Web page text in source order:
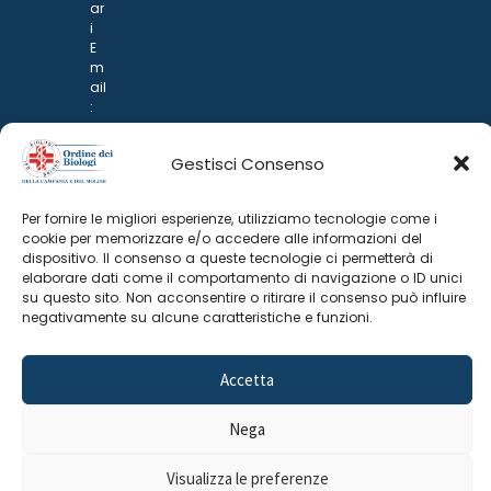
Gestisci Consenso
Per fornire le migliori esperienze, utilizziamo tecnologie come i
cookie per memorizzare e/o accedere alle informazioni del
dispositivo. Il consenso a queste tecnologie ci permetterà di
elaborare dati come il comportamento di navigazione o ID unici
su questo sito. Non acconsentire o ritirare il consenso può influire
negativamente su alcune caratteristiche e funzioni.
Accetta
Nega
Visualizza le preferenze
ar
i
E
m
ail
:
rp
d
@
p
n
ar
i.it
Privacy Policy